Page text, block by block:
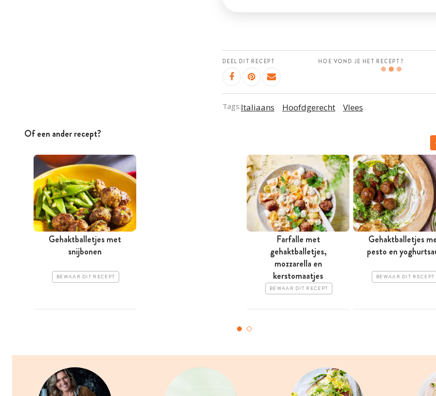
DEEL DIT RECEPT HOE VOND JE HET RECEPT?
Tags:Italiaans Hoofdgerecht Vlees
Of een ander recept?
Gehaktballetjes met
snijbonen
BEWAAR DIT RECEPT
Farfalle met
gehaktballetjes,
mozzarella en
kerstomaatjes
BEWAAR DIT RECEPT
Gehaktballetjes
pesto en
BEWAAR DIT RECEPT